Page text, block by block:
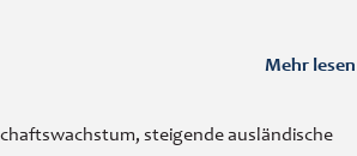
Mehr lesen
steigende ausländische